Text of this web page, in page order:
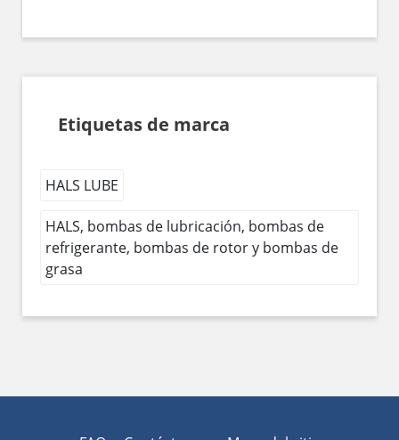
Etiquetas de marca
HALS LUBE
HALS, bombas de lubricación, bombas de
refrigerante, bombas de rotor y bombas de
grasa